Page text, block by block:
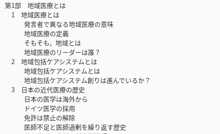
第1部 地域医療とは
1 地域医療とは
発言者で異なる地域医療の意味
地域医療の定義
そもそも，地域とは
地域医療のリーダーは誰？
2 地域包括ケアシステムとは
地域包括ケアシステムとは
地域包括ケアシステム創りは進んでいるか？
3 日本の近代医療の歴史
日本の医学は海外から
ドイツ医学の採用
免許は禁止の解除
医師不足と医師過剰を繰り返す歴史